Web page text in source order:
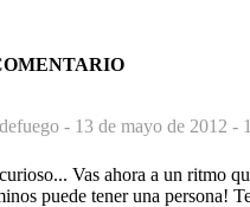
- 13 de mayo de 2012 -
Vas ahora a un ritmo
puede tener una persona!